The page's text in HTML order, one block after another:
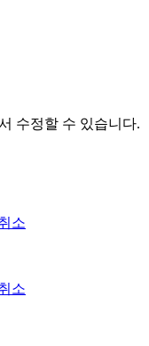
수정할 수 있습니다.
소
소